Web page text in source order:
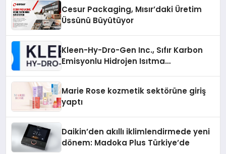
Cesur Packaging, Mısır’daki Üretim
Üssünü Büyütüyor
Kleen-Hy-Dro-Gen Inc., Sıfır Karbon
Emisyonlu Hidrojen Isıtma
Marie Rose kozmetik sektörüne giriş
yaptı
Daikin’den akıllı iklimlendirmede yeni
dönem: Madoka Plus Türkiye’de